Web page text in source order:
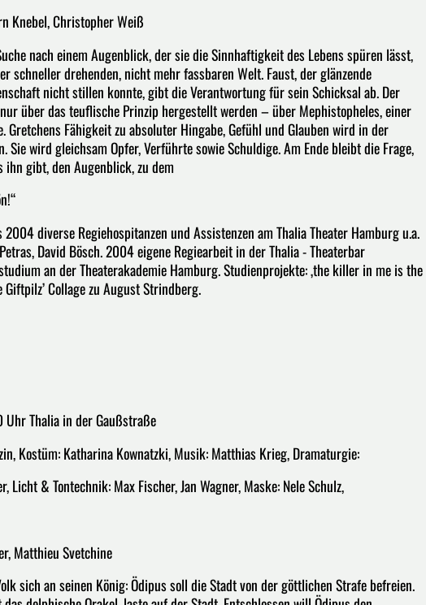
Knebel, Christopher Weiß
nach einem Augenblick, der sie die Sinnhaftigkeit des Lebens spüren lässt,
schneller drehenden, nicht mehr fassbaren Welt. Faust, der glänzende
nicht stillen konnte, gibt die Verantwortung für sein Schicksal ab. Der
über das teuflische Prinzip hergestellt werden – über Mephistopheles, einer
Fähigkeit zu absoluter Hingabe, Gefühl und Glauben wird in der
Sie wird gleichsam Opfer, Verführte sowie Schuldige. Am Ende bleibt die Frage,
ihn gibt, den Augenblick, zu dem
diverse Regiehospitanzen und Assistenzen am Thalia Theater Hamburg u.a.
David Bösch. 2004 eigene Regiearbeit in der Thalia - Theaterbar
an der Theaterakademie Hamburg. Studienprojekte: ‚the killer in me is the
Giftpilz’ Collage zu August Strindberg.
Thalia in der Gaußstraße
Kostüm: Katharina Kownatzki, Musik: Matthias Krieg, Dramaturgie:
Licht & Tontechnik: Max Fischer, Jan Wagner, Maske: Nele Schulz,
Matthieu Svetchine
sich an seinen König: Ödipus soll die Stadt von der göttlichen Strafe befreien.